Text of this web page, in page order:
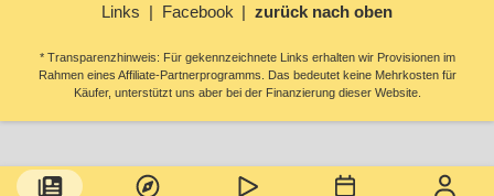
Links Facebook zurück nach oben
* Transparenzhinweis: Für gekennzeichnete Links erhalten wir Provisionen im
Rahmen eines Affiliate-Partnerprogramms. Das bedeutet keine Mehrkosten für
Käufer, unterstützt uns aber bei der Finanzierung dieser Website.